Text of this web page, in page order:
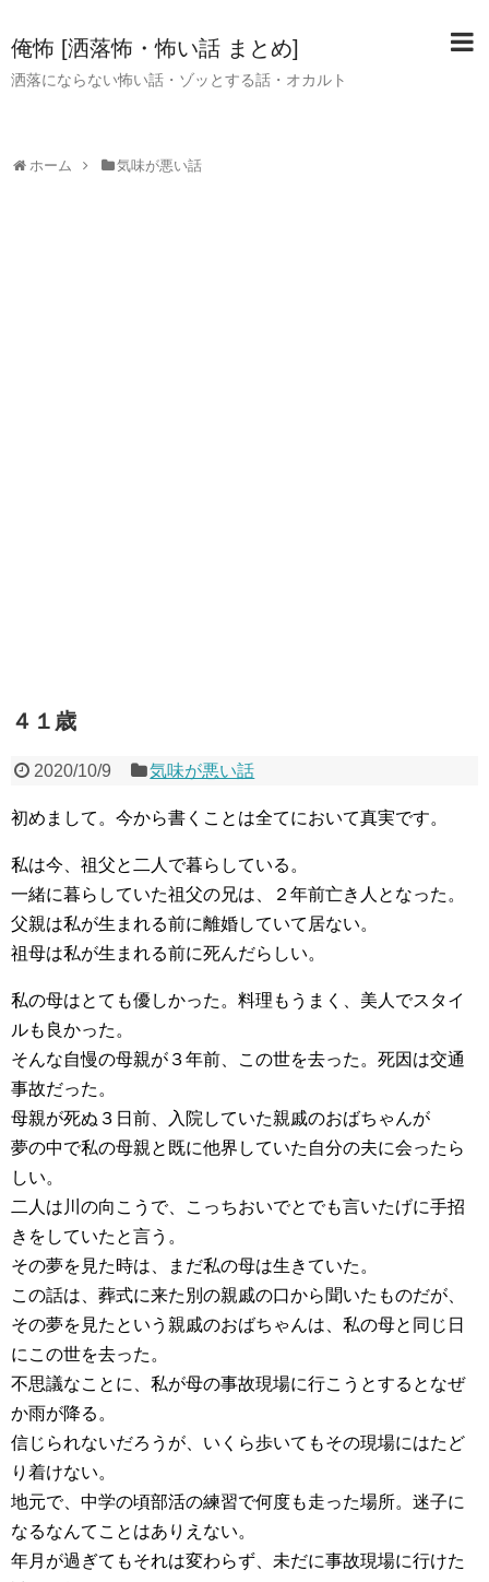
俺怖 [洒落怖・怖い話 まとめ]
洒落にならない怖い話・ゾッとする話・オカルト
ホーム 気味が悪い話
４１歳
2020/10/9 気味が悪い話
初めまして。今から書くことは全てにおいて真実です。
私は今、祖父と二人で暮らしている。
一緒に暮らしていた祖父の兄は、２年前亡き人となった。
父親は私が生まれる前に離婚していて居ない。
祖母は私が生まれる前に死んだらしい。
私の母はとても優しかった。料理もうまく、美人でスタイ
ルも良かった。
そんな自慢の母親が３年前、この世を去った。死因は交通
事故だった。
母親が死ぬ３日前、入院していた親戚のおばちゃんが
夢の中で私の母親と既に他界していた自分の夫に会ったら
しい。
二人は川の向こうで、こっちおいでとでも言いたげに手招
きをしていたと言う。
その夢を見た時は、まだ私の母は生きていた。
この話は、葬式に来た別の親戚の口から聞いたものだが、
その夢を見たという親戚のおばちゃんは、私の母と同じ日
にこの世を去った。
不思議なことに、私が母の事故現場に行こうとするとなぜ
か雨が降る。
信じられないだろうが、いくら歩いてもその現場にはたど
り着けない。
地元で、中学の頃部活の練習で何度も走った場所。迷子に
なるなんてことはありえない。
年月が過ぎてもそれは変わらず、未だに事故現場に行けた